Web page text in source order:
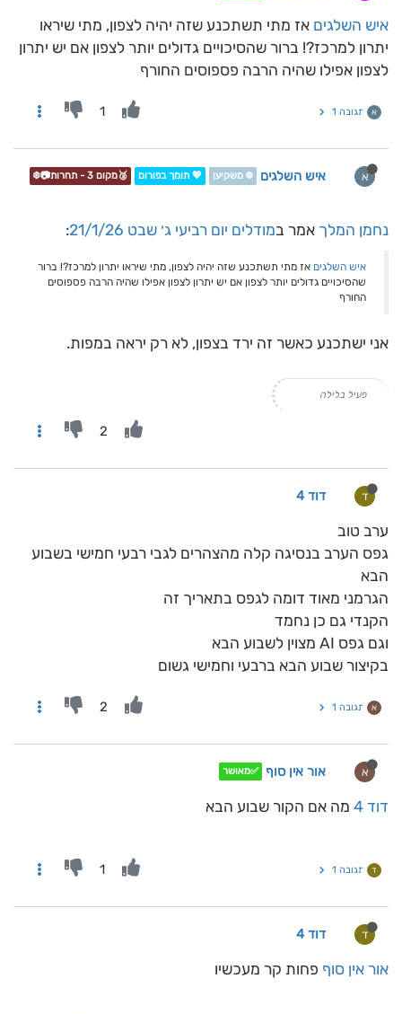
איש השלגים אז מתי תשתכנע שזה יהיה לצפון, מתי שיראו
יתרון למרכז?! ברור שהסיכויים גדולים יותר לצפון אם יש יתרון
לצפון אפילו שהיה הרבה פספוסים החורף
א תגובה 1 1
א איש השלגים ❄️ משקיען 💖 תומך בפורום 🥉מקום 3 - תחרות📷❄️
נחמן המלך אמר במודלים יום רביעי ג׳ שבט 21/1/26 :
איש השלגים אז מתי תשתכנע שזה יהיה לצפון, מתי שיראו יתרון למרכז?! ברור
שהסיכויים גדולים יותר לצפון אם יש יתרון לצפון אפילו שהיה הרבה פספוסים
החורף
אני ישתכנע כאשר זה ירד בצפון, לא רק יראה במפות.
פעיל בלילה
2
ד דוד 4
ערב טוב
גפס הערב בנסיגה קלה מהצהרים לגבי רבעי חמישי בשבוע
הבא
הגרמני מאוד דומה לגפס בתאריך זה
הקנדי גם כן נחמד
וגם גפס AI מצוין לשבוע הבא
בקיצור שבוע הבא ברבעי וחמישי גשום
א תגובה 1 2
א אור אין סוף ✅מאושר
דוד 4 מה אם הקור שבוע הבא
ד תגובה 1 1
ד דוד 4
אור אין סוף פחות קר מעכשיו